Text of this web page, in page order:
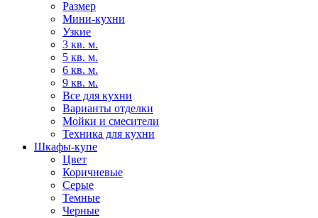
Размер
Мини-кухни
Узкие
3 кв. м.
5 кв. м.
6 кв. м.
9 кв. м.
Все для кухни
Варианты отделки
Мойки и смесители
Техника для кухни
Шкафы-купе
Цвет
Коричневые
Серые
Темные
Черные